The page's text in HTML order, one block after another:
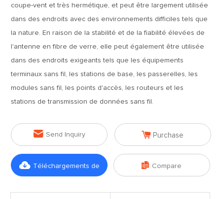
coupe-vent et très hermétique, et peut être largement utilisée
dans des endroits avec des environnements difficiles tels que
la nature. En raison de la stabilité et de la fiabilité élevées de
l'antenne en fibre de verre, elle peut également être utilisée
dans des endroits exigeants tels que les équipements
terminaux sans fil, les stations de base, les passerelles, les
modules sans fil, les points d'accès, les routeurs et les
stations de transmission de données sans fil.
 Send Inquiry  Purchase
 Téléchargements de  Compare